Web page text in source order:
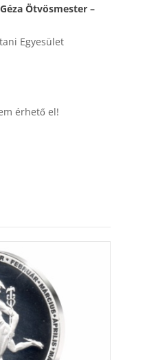
Ötvösmester –
Egyesület
érhető el!